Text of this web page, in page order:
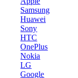
Samsung
Huawei
Sony
HTC
OnePlus
Nokia
LG
Google